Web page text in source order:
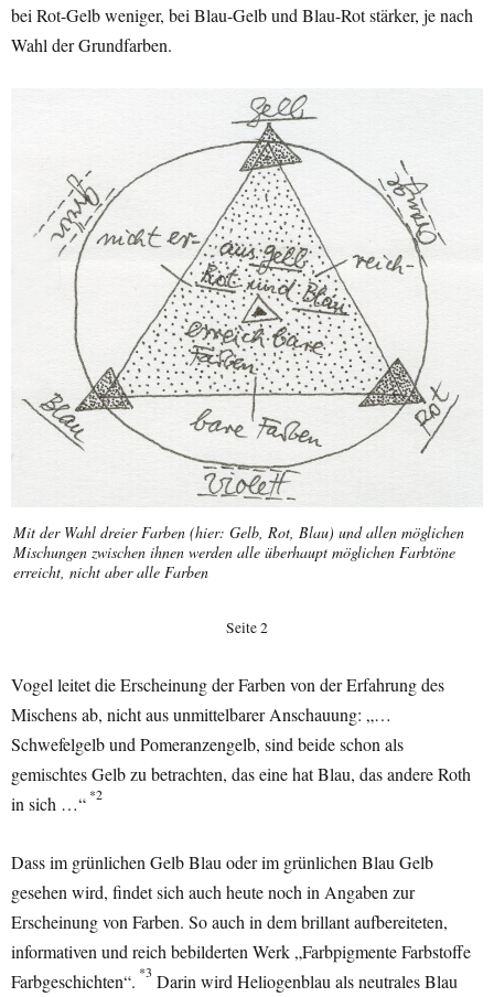
bei Rot-Gelb weniger, bei Blau-Gelb und Blau-Rot stärker, je nach
Wahl der Grundfarben.
Mit der Wahl dreier Farben (hier: Gelb, Rot, Blau) und allen möglichen
Mischungen zwischen ihnen werden alle überhaupt möglichen Farbtöne
erreicht, nicht aber alle Farben
Seite 2
Vogel leitet die Erscheinung der Farben von der Erfahrung des
Mischens ab, nicht aus unmittelbarer Anschauung: „…
Schwefelgelb und Pomeranzengelb, sind beide schon als
gemischtes Gelb zu betrachten, das eine hat Blau, das andere Roth
in sich …“ *2
Dass im grünlichen Gelb Blau oder im grünlichen Blau Gelb
gesehen wird, findet sich auch heute noch in Angaben zur
Erscheinung von Farben. So auch in dem brillant aufbereiteten,
informativen und reich bebilderten Werk „Farbpigmente Farbstoffe
Farbgeschichten“. *3 Darin wird Heliogenblau als neutrales Blau